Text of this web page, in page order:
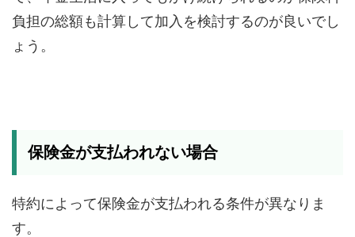
負担の総額も計算して加入を検討するのが良いでし
ょう。
保険金が支払われない場合
特約によって保険金が支払われる条件が異なりま
す。